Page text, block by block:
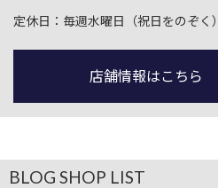
定休日：毎週水曜日（祝日をのぞく）
店舗情報はこちら
BLOG SHOP LIST